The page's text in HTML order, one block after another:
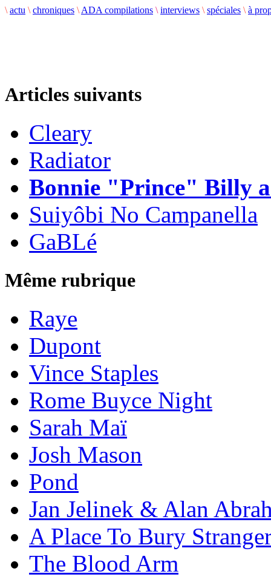
\ actu \ chroniques \ ADA compilations \ interviews \ spéciales \ à
Articles suivants
Cleary
Radiator
Bonnie "Prince" Billy
Suiyôbi No Campanella
GaBLé
Même rubrique
Raye
Dupont
Vince Staples
Rome Buyce Night
Sarah Maï
Josh Mason
Pond
Jan Jelinek & Alan
A Place To Bury
The Blood Arm